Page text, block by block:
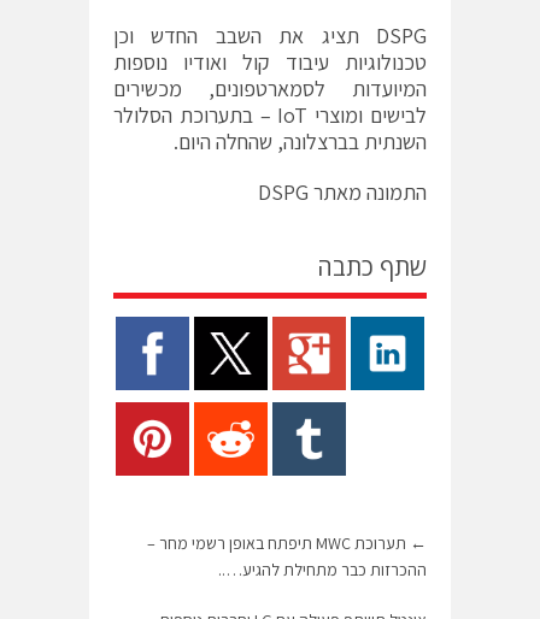
DSPG תציג את השבב החדש וכן
טכנולוגיות עיבוד קול ואודיו נוספות
המיועדות לסמארטפונים, מכשירים
לבישים ומוצרי IoT – בתערוכת הסלולר
השנתית בברצלונה, שהחלה היום.
התמונה מאתר DSPG
שתף כתבה
←
תערוכת MWC תיפתח באופן רשמי מחר –
ההכרזות כבר מתחילת להגיע…..